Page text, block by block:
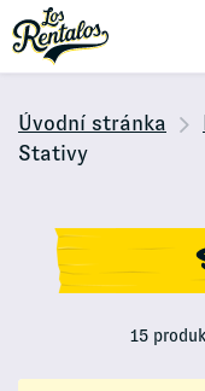
Úvodní stránka
Stativy
15